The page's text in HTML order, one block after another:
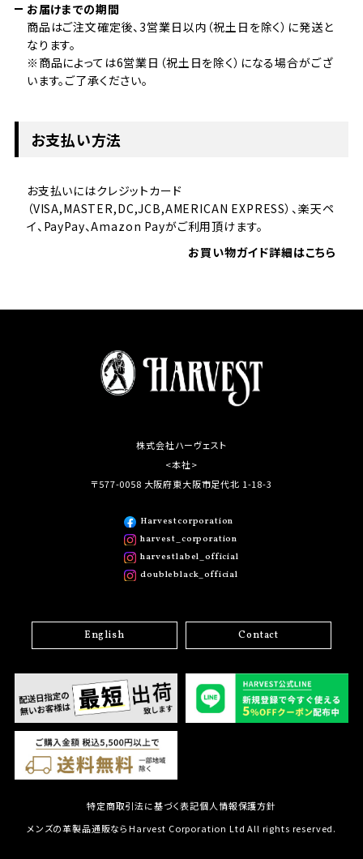
お届けまでの期間
商品はご注文確定後、3営業日以内（祝土日を除く）に発送と
なります。
※商品によっては6営業日（祝土日を除く）になる場合がござ
います。ご了承ください。
お支払い方法
お支払いにはクレジットカード
（VISA,MASTER,DC,JCB,AMERICAN EXPRESS）、楽天ペ
イ、PayPay、Amazon Payがご利用頂けます。
お買い物ガイド詳細はこちら
株式会社ハーヴェスト
<本社>
〒577-0058 大阪府東大阪市足代北 1-18-3
Harvestcorporation
harvest_corporation
harvestlabel_official
doubleblack_official
English Contact
特定商取引法に基づく表記個人情報保護方針
メンズの革製品通販ならHarvest Corporation Ltd All rights reserved.